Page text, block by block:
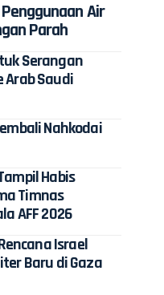
Air
Parah
Serangan
Arab Saudi
Nahkodai
Habis
Timnas
AFF 2026
Israel
Baru di Gaza